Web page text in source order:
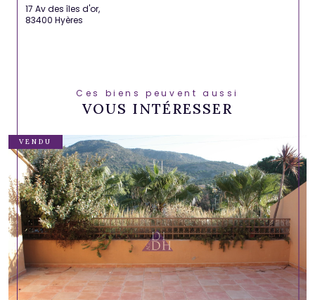
17 Av des îles d'or,
83400 Hyères
Ces biens peuvent aussi
VOUS INTÉRESSER
VENDU